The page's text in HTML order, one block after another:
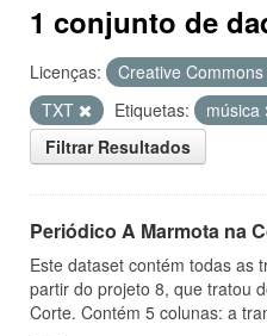
1 conjunto de
Licenças: Creative
TXT
Etiquetas: música
Filtrar Resultados
Periódico A Marmota na
Este dataset contém todas as
partir do projeto 8, que tratou
Corte. Contém 5 colunas: a